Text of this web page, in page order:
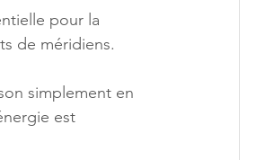
pour la
de méridiens.
simplement en
est